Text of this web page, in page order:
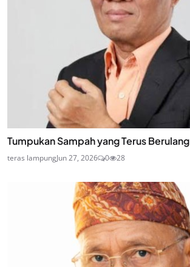
Tumpukan Sampah yang Terus Berulang
teras lampungJun 27, 2026 0 28